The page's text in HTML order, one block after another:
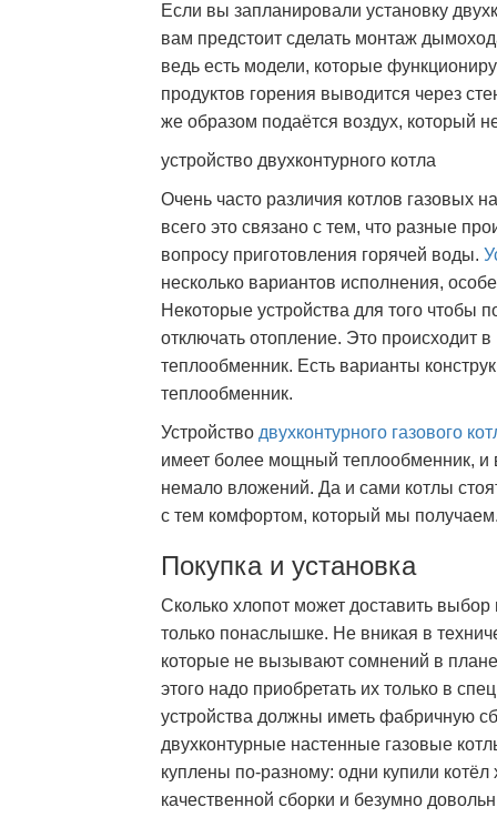
Если вы запланировали установку
вам предстоит сделать монтаж
ведь есть модели, которые
продуктов горения выводится через
же образом подаётся воздух, который
устройство двухконтурного котла
Очень часто различия котлов газовых
всего это связано с тем, что разные
вопросу приготовления горячей воды.
несколько вариантов исполнения,
Некоторые устройства для того чтобы
отключать отопление. Это происходит
теплообменник. Есть варианты
теплообменник.
Устройство двухконтурного газового
имеет более мощный теплообменник, и
немало вложений. Да и сами котлы
с тем комфортом, который мы
Покупка и установка
Сколько хлопот может доставить
только понаслышке. Не вникая в
которые не вызывают сомнений в
этого надо приобретать их только в
устройства должны иметь фабричную
двухконтурные настенные газовые
куплены по-разному: одни купили
качественной сборки и безумно